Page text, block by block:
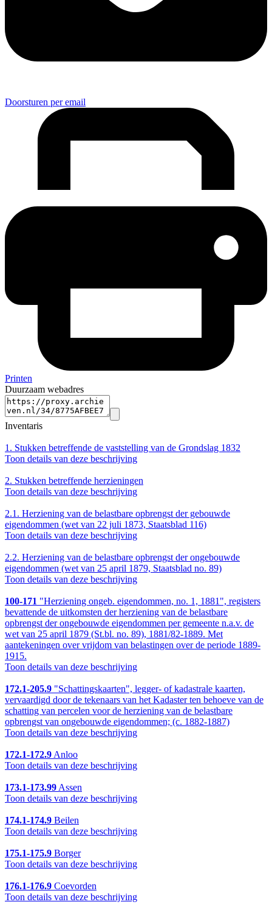
Doorsturen per email
Printen
Duurzaam webadres
Inventaris
1. Stukken betreffende de vaststelling van de Grondslag 1832
Toon details van deze beschrijving
2. Stukken betreffende herzieningen
Toon details van deze beschrijving
2.1. Herziening van de belastbare opbrengst der gebouwde
eigendommen (wet van 22 juli 1873, Staatsblad 116)
Toon details van deze beschrijving
2.2. Herziening van de belastbare opbrengst der ongebouwde
eigendommen (wet van 25 april 1879, Staatsblad no. 89)
Toon details van deze beschrijving
100-171 "Herziening ongeb. eigendommen, no. 1, 1881", registers
bevattende de uitkomsten der herziening van de belastbare
opbrengst der ongebouwde eigendommen per gemeente n.a.v. de
wet van 25 april 1879 (St.bl. no. 89), 1881/82-1889. Met
aantekeningen over vrijdom van belastingen over de periode 1889-
1915.
Toon details van deze beschrijving
172.1-205.9 "Schattingskaarten", legger- of kadastrale kaarten,
vervaardigd door de tekenaars van het Kadaster ten behoeve van de
schatting van percelen voor de herziening van de belastbare
opbrengst van ongebouwde eigendommen; (c. 1882-1887)
Toon details van deze beschrijving
172.1-172.9Anloo
Toon details van deze beschrijving
173.1-173.99Assen
Toon details van deze beschrijving
174.1-174.9 Beilen
Toon details van deze beschrijving
175.1-175.9 Borger
Toon details van deze beschrijving
176.1-176.9 Coevorden
Toon details van deze beschrijving